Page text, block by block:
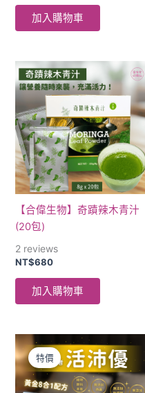
加入購物車
【合偉生物】奇蹟辣木青汁
(20包)
2 reviews
NT$680
加入購物車
特價
原
始
價
格：
NT$1,000。
前
價
格：
NT$888。